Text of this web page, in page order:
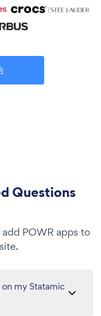
Questions
POWR apps to
my Statamic